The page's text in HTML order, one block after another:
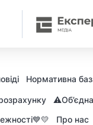
Нормативна
Про нас